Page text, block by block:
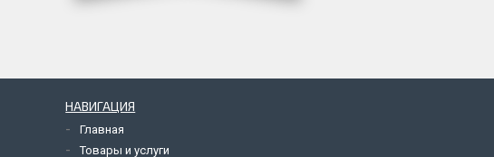
НАВИГАЦИЯ
Главная
Товары и услуги